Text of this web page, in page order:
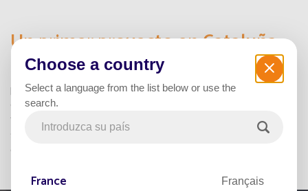
Un primer proyecto en Cataluña
Fonroche Lighting Ibérica acaba de obtener su primer
proyecto en España: la iluminación exterior del parking del
centro cultural de una ciudad en Cataluña con luminarias
fotovoltaicas de la gama Smartlight que permitirán reforzar la
seguridad de esta zona de aparcamiento para la comodidad
de los usuarios catalanes.
Choose a country
Select a language from the list below or use the
search.
France Français